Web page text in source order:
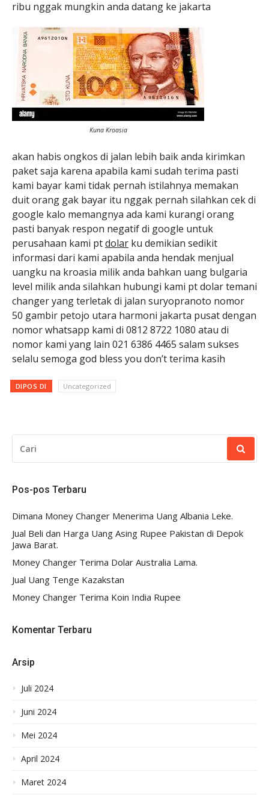
ribu nggak mungkin anda datang ke jakarta
Kuna Kroasia
akan habis ongkos di jalan lebih baik anda kirimkan
paket saja karena apabila kami sudah terima pasti
kami bayar kami tidak pernah istilahnya memakan
duit orang gak bayar itu nggak pernah silahkan cek di
google kalo memangnya ada kami kurangi orang
pasti banyak respon negatif di google untuk
perusahaan kami ptdolar ku demikian sedikit
informasi dari kami apabila anda hendak menjual
uangku na kroasia milik anda bahkan uang bulgaria
level milik anda silahkan hubungi kami pt dolar temani
changer yang terletak di jalan suryopranoto nomor
50 gambir petojo utara harmoni jakarta pusat dengan
nomor whatsapp kami di 0812 8722 1080 atau di
nomor kami yang lain 021 6386 4465 salam sukses
selalu semoga god bless you don’t terima kasih
DIPOS DI Uncategorized
UNTUK:
Pos-pos Terbaru
Dimana Money Changer Menerima Uang Albania Leke.
Jual Beli dan Harga Uang Asing Rupee Pakistan di Depok
Jawa Barat.
Money Changer Terima Dolar Australia Lama.
Jual Uang Tenge Kazakstan
Money Changer Terima Koin India Rupee
Komentar Terbaru
Arsip
Juli 2024
Juni 2024
Mei 2024
April 2024
Maret 2024